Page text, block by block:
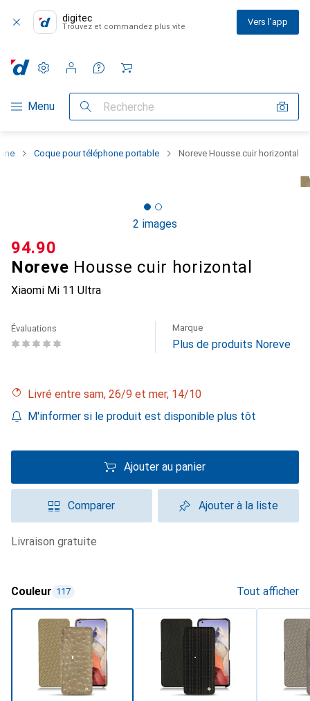
digitec
Trouvez et commandez plus vite Vers l'app
Navigation par catégorie
Menu Recherche
Paramètres
Compte client
Listes de comparaison
Listes d'envies
Panier
Coque pour téléphone portable Noreve Housse cuir horizontal
2 images
Noreve Housse cuir horizontal
Xiaomi Mi 11 Ultra
CHF
94.90
Évaluations Marque
Plus de produits Noreve
Livré entre sam, 26/9 et mer, 14/10
M'informer si le produit est disponible plus tôt
Ajouter au panier
Comparer Ajouter à la liste
livraison gratuite
Couleur 117 Tout afficher